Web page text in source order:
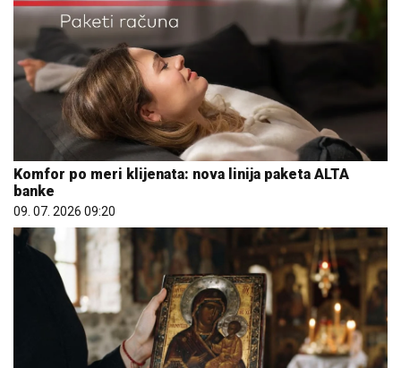
Komfor po meri klijenata: nova linija paketa ALTA
banke
09. 07. 2026 09:20